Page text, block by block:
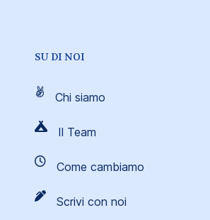
SU DI NOI
Chi siamo
Il Team
Come cambiamo
Scrivi con noi